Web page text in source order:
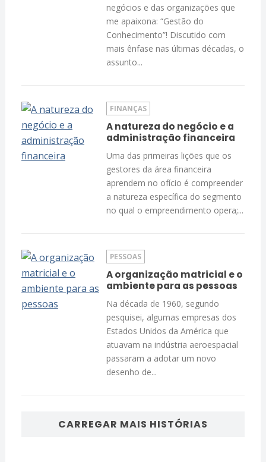
negócios e das organizações que
me apaixona: “Gestão do
Conhecimento”! Discutido com
mais ênfase nas últimas décadas, o
assunto...
FINANÇAS
A natureza do negócio e a
administração financeira
Uma das primeiras lições que os
gestores da área financeira
aprendem no ofício é compreender
a natureza específica do segmento
no qual o empreendimento opera;...
PESSOAS
A organização matricial e o
ambiente para as pessoas
Na década de 1960, segundo
pesquisei, algumas empresas dos
Estados Unidos da América que
atuavam na indústria aeroespacial
passaram a adotar um novo
desenho de...
CARREGAR MAIS HISTÓRIAS